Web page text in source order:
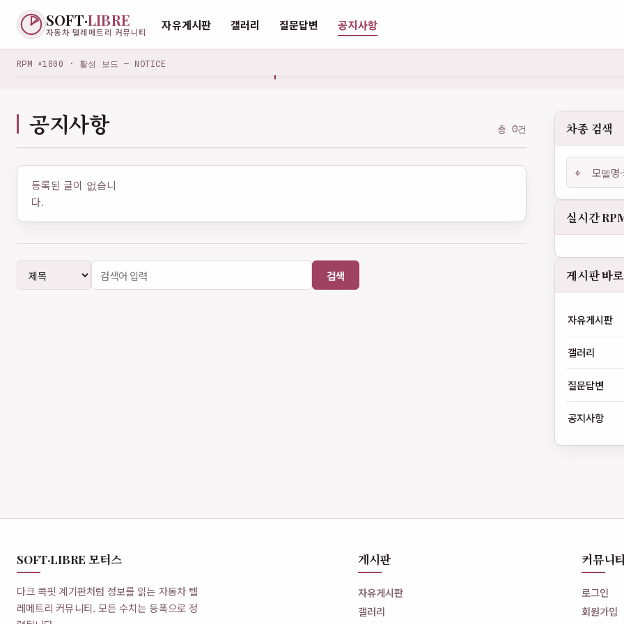
SOFT·LIBRE
자동차 텔레메트리 커뮤니티
자유게시판 갤러리 질문답변 공지사항
RPM ×1000 · 활성 보드 — NOTICE
공지사항 총 0건
등록된 글이 없습니
다.
검색
차종 검색
⌖
실시간
게시판 바
자유게시판
갤러리
질문답변
공지사항
SOFT·LIBRE 모터스
다크 콕핏 계기판처럼 정보를 읽는 자동차 텔
레메트리 커뮤니티. 모든 수치는 등폭으로 정
게시판
자유게시판
갤러리
커뮤니
로그인
회원가입